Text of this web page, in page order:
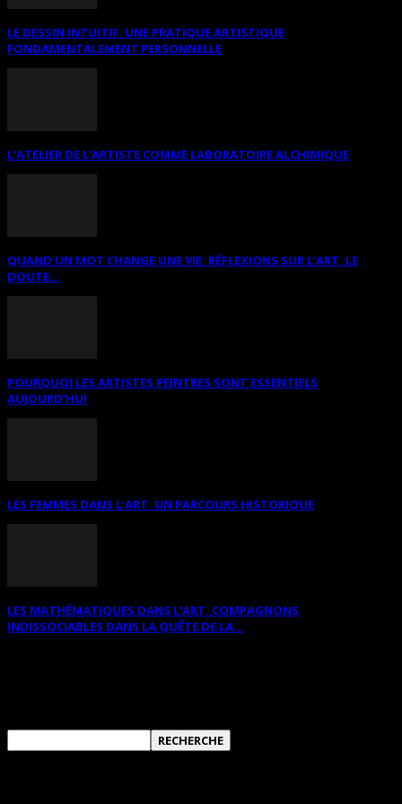
LE DESSIN INTUITIF. UNE PRATIQUE ARTISTIQUE
FONDAMENTALEMENT PERSONNELLE
L’ATELIER DE L’ARTISTE COMME LABORATOIRE ALCHIMIQUE
QUAND UN MOT CHANGE UNE VIE: RÉFLEXIONS SUR L’ART, LE
DOUTE...
POURQUOI LES ARTISTES PEINTRES SONT ESSENTIELS
AUJOURD’HUI
LES FEMMES DANS L’ART. UN PARCOURS HISTORIQUE
LES MATHÉMATIQUES DANS L’ART. COMPAGNONS
INDISSOCIABLES DANS LA QUÊTE DE LA...